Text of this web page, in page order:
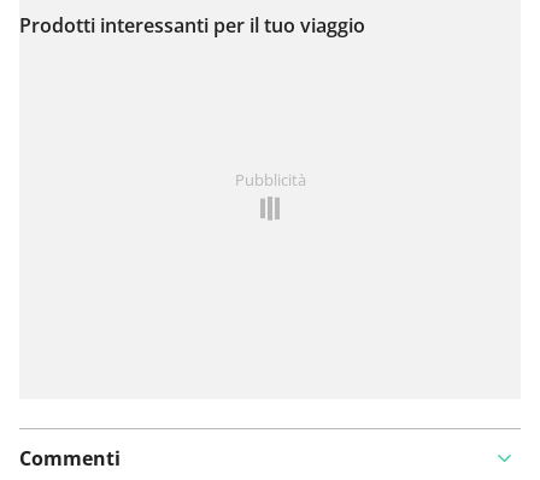
Visualizza sulla mappa
Prodotti interessanti per il tuo viaggio
Pubblicità
Commenti